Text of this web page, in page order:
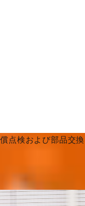
点検および部品交換